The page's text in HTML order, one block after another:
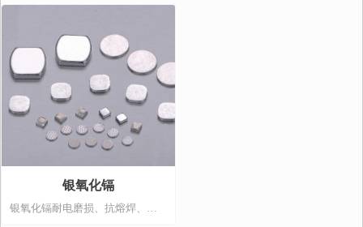
的材料转移小，耐磨损性能好，
镍15，采用粉末烧结挤压法制
造，也可用共沉淀粉末烧结挤压
法制造；银镍20、银镍30、银镍
40采用粉末烧结挤压法制造。
银氧化镉
银氧化镉耐电磨损、抗熔焊、接